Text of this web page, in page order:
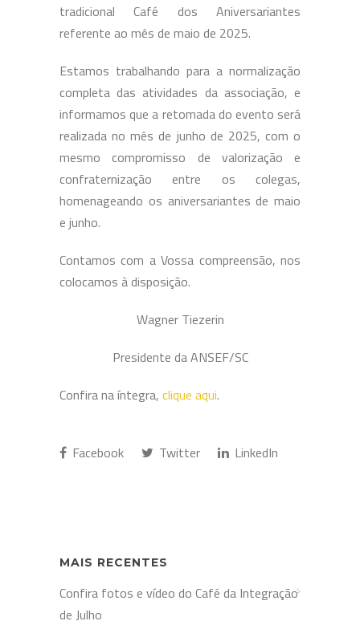
tradicional Café dos Aniversariantes
referente ao mês de maio de 2025.
Estamos trabalhando para a normalização
completa das atividades da associação, e
informamos que a retomada do evento será
realizada no mês de junho de 2025, com o
mesmo compromisso de valorização e
confraternização entre os colegas,
homenageando os aniversariantes de maio
e junho.
Contamos com a Vossa compreensão, nos
colocamos à disposição.
Wagner Tiezerin
Presidente da ANSEF/SC
Confira na íntegra, clique aqui.
Facebook Twitter LinkedIn
MAIS RECENTES
Confira fotos e vídeo do Café da Integração
de Julho